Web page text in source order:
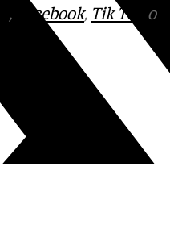
, Facebook, Tik Tok o